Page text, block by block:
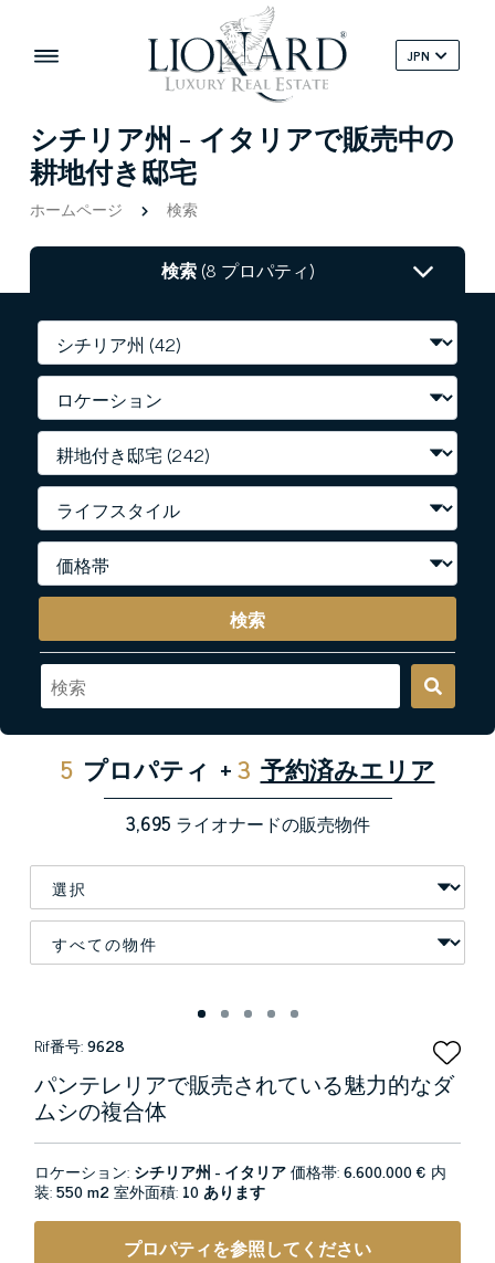
JPN
シチリア州 - イタリアで販売中の
耕地付き邸宅
ホームページ 検索
検索(8 プロパティ)
検索
5 プロパティ +3 予約済みエリア
3,695 ライオナードの販売物件
Rif番号:9628
パンテレリアで販売されている魅力的なダ
ムシの複合体
ロケーション: シチリア州 - イタリア価格帯:6.600.000 € 内
装:550 m2室外面積: 10 あります
プロパティを参照してください